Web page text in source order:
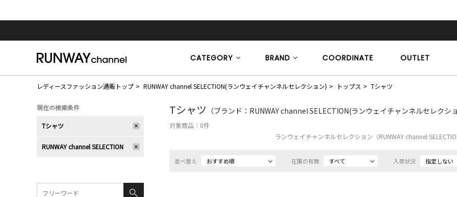
CATEGORY BRAND COORDINATE OUTLET
レディースファッション通販トップ RUNWAY channel SELECTION(ランウェイチャンネルセレクション) トップス Tシャツ
Tシャツ （ブランド：RUNWAY channel SELECTION(ランウェイチャンネルセレクショ
対象商品： 0件
ランウェイチャンネルセレクション（RUNWAY channel
並べ替え おすすめ順 在庫の有無 すべて 入荷状況 指定しない
現在の検索条件
Tシャツ
RUNWAY channel SELECTION